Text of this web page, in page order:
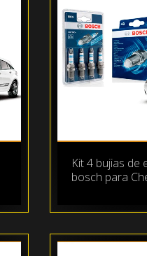
Kit 4 bujias de
bosch para